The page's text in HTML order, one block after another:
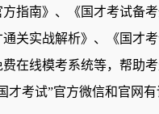
指南》、《国才考试备
通关实战解析》、《国才
在线模考系统等，帮助
才考试”官方微信和官网有